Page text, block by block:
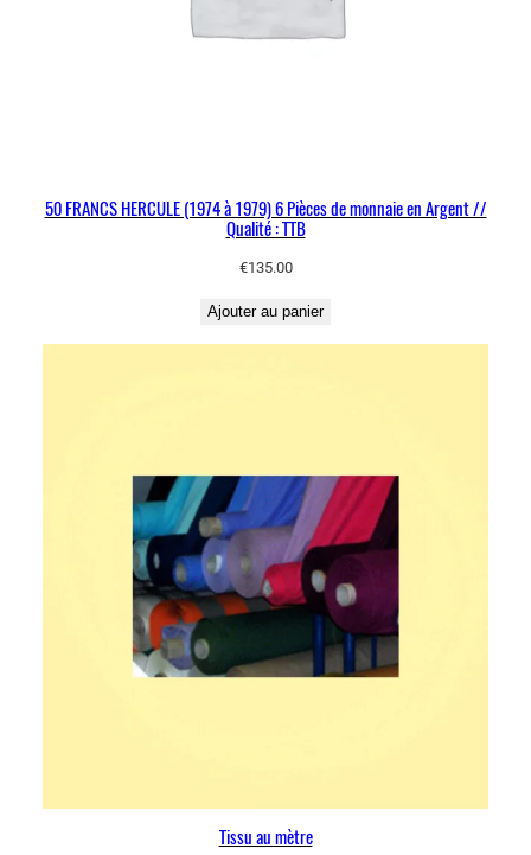
50 FRANCS HERCULE (1974 à 1979) 6 Pièces de monnaie en Argent //
Qualité : TTB
€135.00
Ajouter au panier
Tissu au mètre